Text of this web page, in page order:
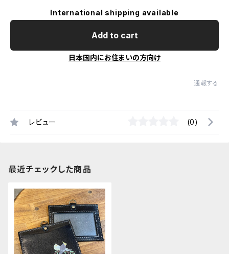
International shipping available
Add to cart
日本国内にお住まいの方向け
通報する
レビュー (0)
最近チェックした商品